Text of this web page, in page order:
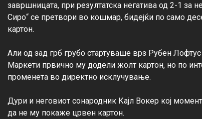
завршницата, при резултатска негатива од 2-1 за
Сиро“ се претвори во кошмар, бидејќи по само
картон.
Али од зад грб грубо стартуваше врз Рубен Лофтус
Маркети првично му додели жолт картон, но по
променета во директно исклучување.
Дури и неговиот сонародник Кајл Вокер кој
да не му покаже црвен картон.